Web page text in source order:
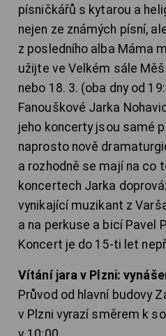
písničkářů s kytarou a
nejen ze známých písní,
z posledního alba Máma
užijte ve Velkém sále
nebo 18. 3. (oba dny od
Fanouškové Jarka
jeho koncerty jsou samé
naprosto nově
a rozhodně se mají na co
koncertech Jarka
vynikající muzikant z
a na perkuse a bicí Pavel
Koncert je do 15-ti let
Vítání jara v Plzni:
Průvod od hlavní budovy
v Plzni vyrazí směrem k